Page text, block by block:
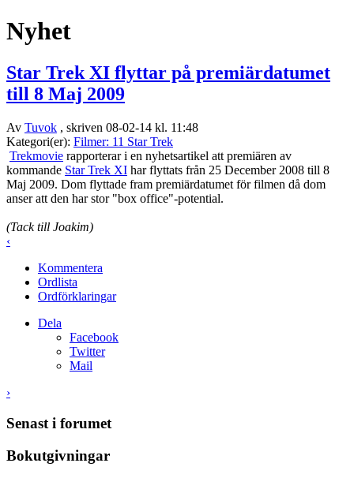
Nyhet
Star Trek XI flyttar på premiärdatumet
till 8 Maj 2009
Av Tuvok , skriven 08-02-14 kl. 11:48
Kategori(er): Filmer: 11 Star Trek
Trekmovie rapporterar i en nyhetsartikel att premiären av
kommande Star Trek XI har flyttats från 25 December 2008 till 8
Maj 2009. Dom flyttade fram premiärdatumet för filmen då dom
anser att den har stor "box office"-potential.
(Tack till Joakim)
‹
Kommentera
Ordlista
Ordförklaringar
Dela
Facebook
Twitter
Mail
›
Senast i forumet
Bokutgivningar